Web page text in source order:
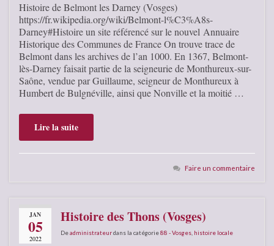
Histoire de Belmont les Darney (Vosges)
https://fr.wikipedia.org/wiki/Belmont-l%C3%A8s-
Darney#Histoire un site référencé sur le nouvel Annuaire
Historique des Communes de France On trouve trace de
Belmont dans les archives de l’an 1000. En 1367, Belmont-
lès-Darney faisait partie de la seigneurie de Monthureux-sur-
Saône, vendue par Guillaume, seigneur de Monthureux à
Humbert de Bulgnéville, ainsi que Nonville et la moitié …
Lire la suite
Faire un commentaire
JAN
05
2022
Histoire des Thons (Vosges)
Deadministrateurdans la catégorie88 - Vosges histoire locale